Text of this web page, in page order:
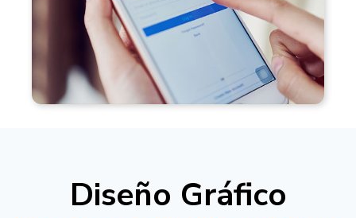
Diseño Gráfico